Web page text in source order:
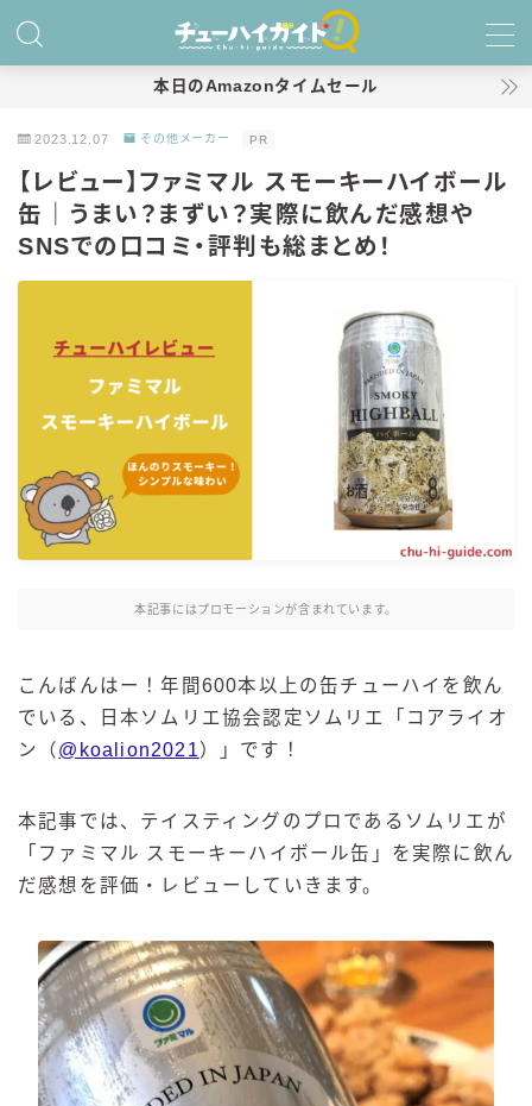
特集！
商品レビュー
キリン
氷結
氷結 無糖
氷結 ストロング
麒麟特製サワー
麒麟 発酵サワー
サントリー
ー196℃ ストロングゼロ
ー196℃ ザ・まるごと
CRAFT－196℃
こだわり酒場
BAR Pomum（バー・ポームム）
角ハイボール
トリスハイボール
ジムビームハイボール
GREEN1/2（グリーンハーフ）
本日のAmazonタイムセール
2023.12.07 その他メーカー PR
【レビュー】ファミマル スモーキーハイボール
缶｜うまい？まずい？実際に飲んだ感想や
SNSでの口コミ・評判も総まとめ！
本記事にはプロモーションが含まれています。
こんばんはー！年間600本以上の缶チューハイを飲ん
でいる、日本ソムリエ協会認定ソムリエ「コアライオ
ン（ @koalion2021）」です！
本記事では、テイスティングのプロであるソムリエが
「ファミマル スモーキーハイボール缶」を実際に飲ん
だ感想を評価・レビューしていきます。